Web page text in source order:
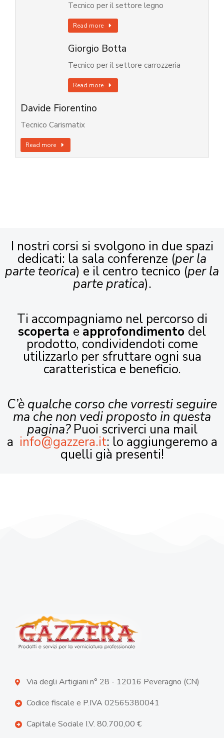
Tecnico per il settore legno
Read more
Giorgio Botta
Tecnico per il settore carrozzeria
Read more
Davide Fiorentino
Tecnico Carismatix
Read more
I nostri corsi si svolgono in due spazi
dedicati: la sala conferenze (per la
parte teorica) e il centro tecnico (per la
parte pratica).
Ti accompagniamo nel percorso di
scoperta e approfondimento del
prodotto, condividendoti come
utilizzarlo per sfruttare ogni sua
caratteristica e beneficio.
C’è qualche corso che vorresti seguire
ma che non vedi proposto in questa
pagina?Puoi scriverci una mail
a info@gazzera.it: lo aggiungeremo a
quelli già presenti!
Via degli Artigiani n° 28 - 12016 Peveragno (CN)
Codice fiscale e P.IVA 02565380041
Capitale Sociale I.V. 80.700,00 €